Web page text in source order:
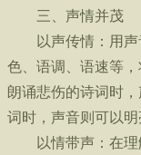
三、声情并茂
以声传情：用
色、语调、语速等
朗诵悲伤的诗词时
词时，声音则可以明
以情带声：在